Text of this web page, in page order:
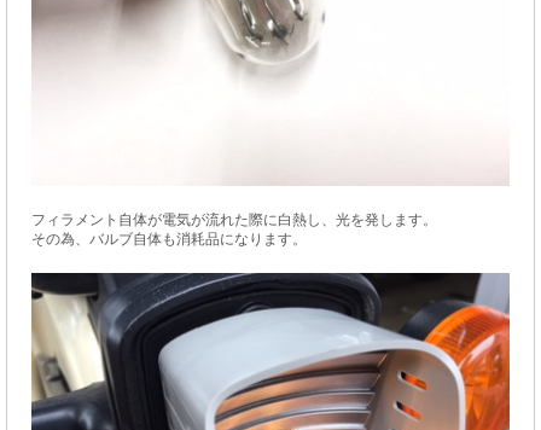
フィラメント自体が電気が流れた際に白熱し、光を発します。
その為、バルブ自体も消耗品になります。